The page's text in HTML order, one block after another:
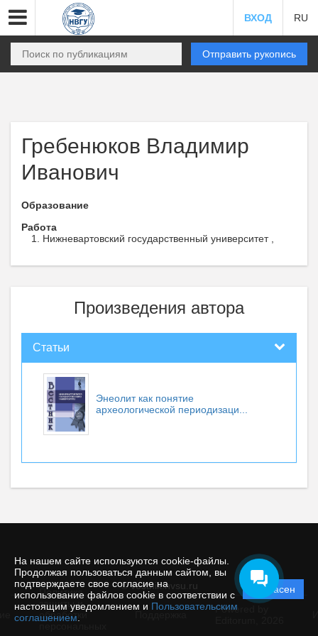
На нашем сайте используются cookie-файлы.
Продолжая пользоваться данным сайтом, вы
подтверждаете свое согласие на
использование файлов cookie в соответствии с
настоящим уведомлением и Пользовательским
соглашением
Согласен
ВХОД RU
Отправить рукопись
Гребенюков Владимир
Иванович
Образование
Работа
Нижневартовский государственный университет ,
Произведения автора
Статьи
Энеолит как понятие
археологической периодизаци...
© vestnik.nvsu.ru
Политика
защиты и
обработки
Powered by